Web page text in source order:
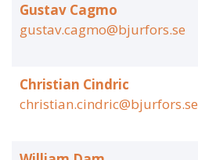
Gustav Cagmo
gustav.cagmo@bjurfors.se
Christian Cindric
christian.cindric@bjurfors.se